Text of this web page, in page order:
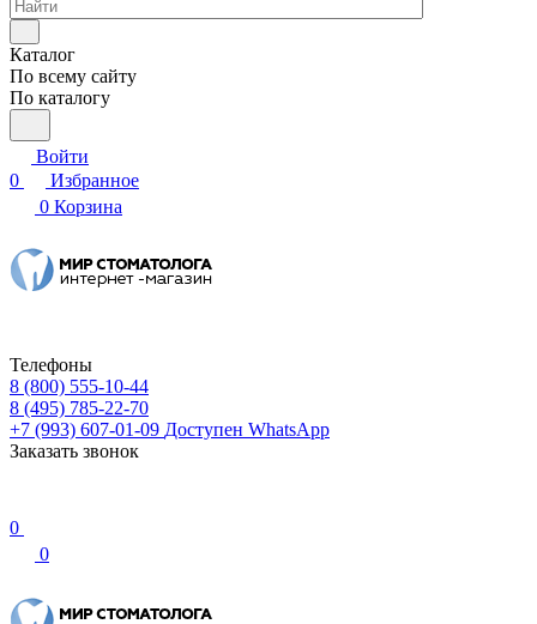
Каталог
По всему сайту
По каталогу
Войти
0
Избранное
0 Корзина
Телефоны
8 (800) 555-10-44
8 (495) 785-22-70
+7 (993) 607-01-09 Доступен WhatsApp
Заказать звонок
0
0